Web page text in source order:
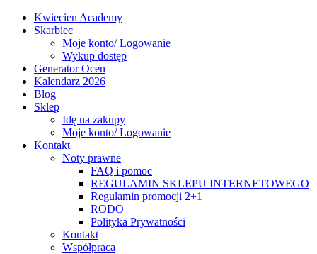
Kwiecien Academy
Skarbiec
Moje konto/ Logowanie
Wykup dostęp
Generator Ocen
Kalendarz 2026
Blog
Sklep
Idę na zakupy
Moje konto/ Logowanie
Kontakt
Noty prawne
FAQ i pomoc
REGULAMIN SKLEPU INTERNETOWEGO
Regulamin promocji 2+1
RODO
Polityka Prywatności
Kontakt
Współpraca